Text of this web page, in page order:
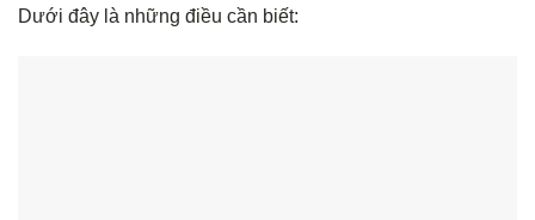
Dưới đây là những điều cần biết: